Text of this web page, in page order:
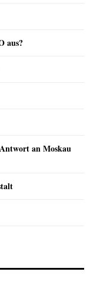
aus?
an Moskau